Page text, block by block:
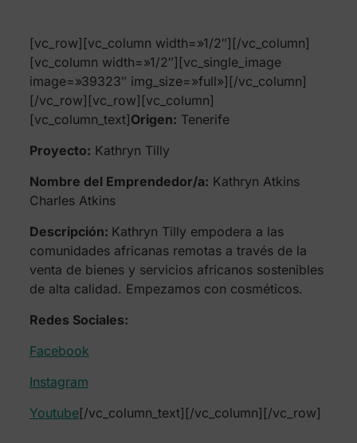
[vc_row][vc_column width=»1/2″][/vc_column]
[vc_column width=»1/2″][vc_single_image
image=»39323″ img_size=»full»][/vc_column]
[/vc_row][vc_row][vc_column]
[vc_column_text]Origen: Tenerife
Proyecto: Kathryn Tilly
Nombre del Emprendedor/a: Kathryn Atkins
Charles Atkins
Descripción: Kathryn Tilly empodera a las
comunidades africanas remotas a través de la
venta de bienes y servicios africanos sostenibles
de alta calidad. Empezamos con cosméticos.
Redes Sociales:
Facebook
Instagram
Youtube[/vc_column_text][/vc_column][/vc_row]